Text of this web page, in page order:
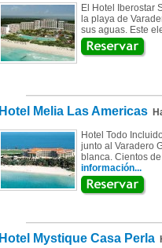
El Hotel Iberostar
la playa de
sus aguas. Este
Hotel Melia Las Americas
Hotel Todo
junto al Varadero
blanca. Cientos
información...
Hotel Mystique Casa Perla